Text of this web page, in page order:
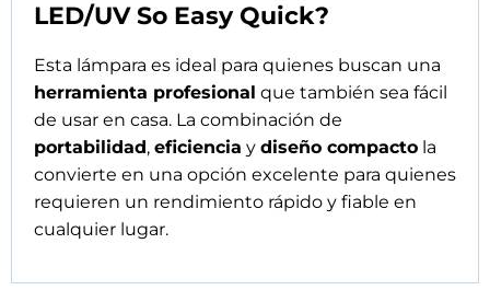
LED/UV So Easy Quick?
Esta lámpara es ideal para quienes buscan una
herramienta profesional que también sea fácil
de usar en casa. La combinación de
portabilidad, eficiencia y diseño compacto la
convierte en una opción excelente para quienes
requieren un rendimiento rápido y fiable en
cualquier lugar.